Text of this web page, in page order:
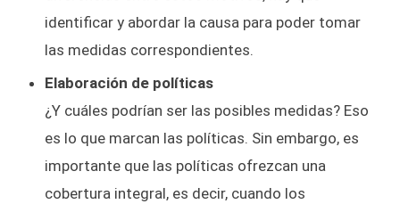
identificar y abordar la causa para poder tomar
las medidas correspondientes.
Elaboración de políticas
¿Y cuáles podrían ser las posibles medidas? Eso
es lo que marcan las políticas. Sin embargo, es
importante que las políticas ofrezcan una
cobertura integral, es decir, cuando los